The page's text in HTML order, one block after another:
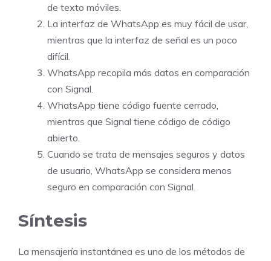
de texto móviles.
La interfaz de WhatsApp es muy fácil de usar,
mientras que la interfaz de señal es un poco
difícil.
WhatsApp recopila más datos en comparación
con Signal.
WhatsApp tiene código fuente cerrado,
mientras que Signal tiene código de código
abierto.
Cuando se trata de mensajes seguros y datos
de usuario, WhatsApp se considera menos
seguro en comparación con Signal.
Síntesis
La mensajería instantánea es uno de los métodos de